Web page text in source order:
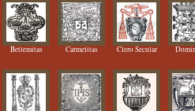
Betlemitas Carmelitas Clero Secular